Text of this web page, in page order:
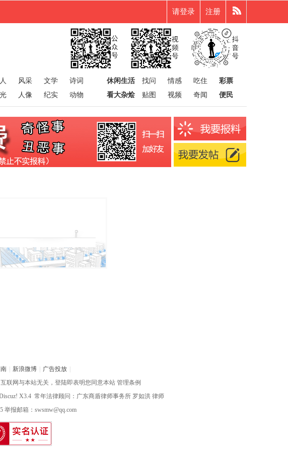
请登录 注册
风采 文学
诗词
人像 纪实 动物
休闲生活 找问 情感 吃住
彩票
看大杂烩
贴图 视频 奇闻 便民
新浪微博 广告投放
联网与本站无关，登陆即表明您同意本站 管理条例
X3.4 常年法律顾问：广东商盾律师事务所 罗如洪律师
举报邮箱：swsmw@qq.com